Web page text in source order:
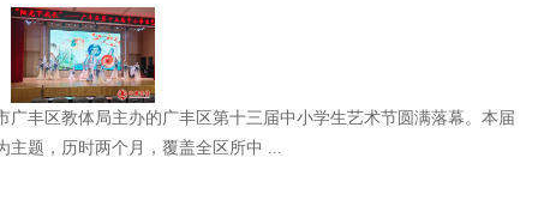
广丰区教体局主办的广丰区第十三届中小学生艺术节圆满落幕。本届
主题，历时两个月，覆盖全区所中 ...